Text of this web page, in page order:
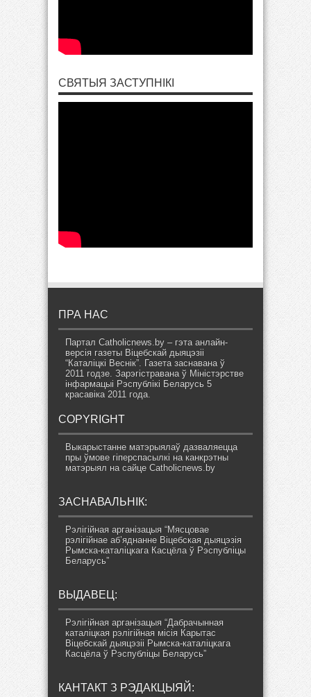
СВЯТЫЯ ЗАСТУПНІКІ
ПРА НАС
Партал Catholicnews.by – гэта анлайн-
версія газеты Віцебскай дыяцэзіі
“Каталіцкі Веснік”. Газета заснавана ў
2011 годзе. Зарэгістравана ў Міністэрстве
інфармацыі Рэспублікі Беларусь 5
красавіка 2011 года.
COPYRIGHT
Выкарыстанне матэрыялаў дазваляецца
пры ўмове гіперспасылкі на канкрэтны
матэрыял на сайце Catholicnews.by
ЗАСНАВАЛЬНІК:
Рэлігійная арганізацыя “Мясцовае
рэлігійнае аб’яднанне Віцебская дыяцэзія
Рымска-каталіцкага Касцёла ў Рэспубліцы
Беларусь”
ВЫДАВЕЦ:
Рэлігійная арганізацыя “Дабрачынная
каталіцкая рэлігійная місія Карытас
Віцебскай дыяцэзіі Рымска-каталіцкага
Касцёла ў Рэспубліцы Беларусь”
КАНТАКТ З РЭДАКЦЫЯЙ: